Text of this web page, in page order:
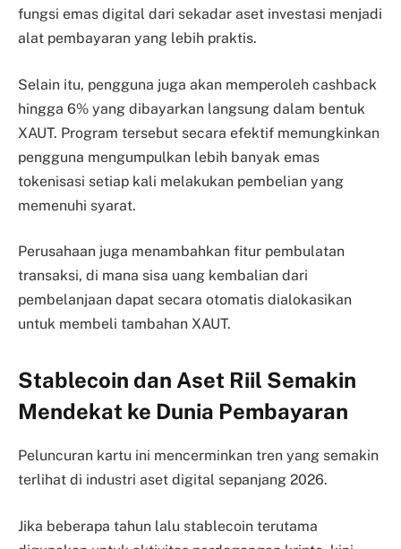
fungsi emas digital dari sekadar aset investasi menjadi
alat pembayaran yang lebih praktis.
Selain itu, pengguna juga akan memperoleh cashback
hingga 6% yang dibayarkan langsung dalam bentuk
XAUT. Program tersebut secara efektif memungkinkan
pengguna mengumpulkan lebih banyak emas
tokenisasi setiap kali melakukan pembelian yang
memenuhi syarat.
Perusahaan juga menambahkan fitur pembulatan
transaksi, di mana sisa uang kembalian dari
pembelanjaan dapat secara otomatis dialokasikan
untuk membeli tambahan XAUT.
Stablecoin dan Aset Riil Semakin
Mendekat ke Dunia Pembayaran
Peluncuran kartu ini mencerminkan tren yang semakin
terlihat di industri aset digital sepanjang 2026.
Jika beberapa tahun lalu stablecoin terutama